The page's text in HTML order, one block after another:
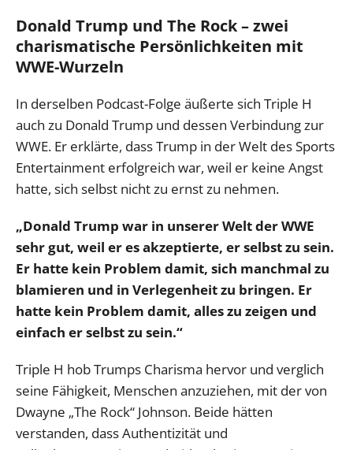
Donald Trump und The Rock – zwei
charismatische Persönlichkeiten mit
WWE-Wurzeln
In derselben Podcast-Folge äußerte sich Triple H
auch zu Donald Trump und dessen Verbindung zur
WWE. Er erklärte, dass Trump in der Welt des Sports
Entertainment erfolgreich war, weil er keine Angst
hatte, sich selbst nicht zu ernst zu nehmen.
„Donald Trump war in unserer Welt der WWE
sehr gut, weil er es akzeptierte, er selbst zu sein.
Er hatte kein Problem damit, sich manchmal zu
blamieren und in Verlegenheit zu bringen. Er
hatte kein Problem damit, alles zu zeigen und
einfach er selbst zu sein.“
Triple H hob Trumps Charisma hervor und verglich
seine Fähigkeit, Menschen anzuziehen, mit der von
Dwayne „The Rock“ Johnson. Beide hätten
verstanden, dass Authentizität und